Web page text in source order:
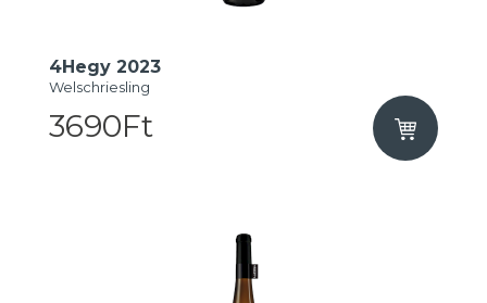
4Hegy 2023
Welschriesling
3690Ft